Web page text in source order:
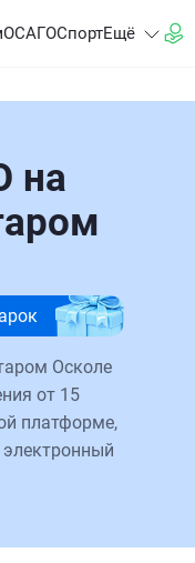
ОСАГОСпортЕщё
на
Осколе
от 15
платформе,